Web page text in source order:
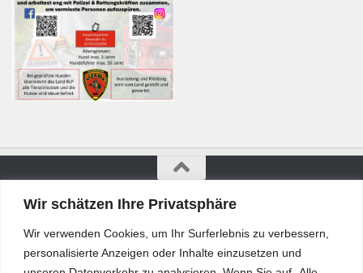
Wir schätzen Ihre Privatsphäre
Wir verwenden Cookies, um Ihr Surferlebnis zu verbessern,
personalisierte Anzeigen oder Inhalte einzusetzen und
Bürgerkurier © 2026. Alle Rechte vorbehalten.